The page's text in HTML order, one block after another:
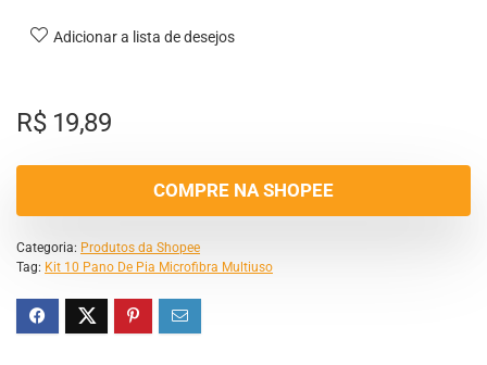
Adicionar a lista de desejos
R$19,89
COMPRE NA SHOPEE
Categoria: Produtos da Shopee
Tag: Kit 10 Pano De Pia Microfibra Multiuso